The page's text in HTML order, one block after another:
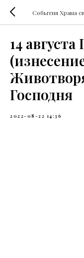
События Храма
14
Господня
2022-08-22 14:36